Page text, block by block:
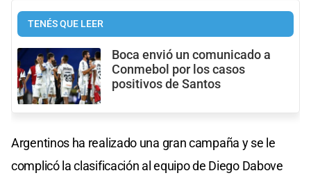
TENÉS QUE LEER
Boca envió un comunicado a
Conmebol por los casos
positivos de Santos
Argentinos ha realizado una gran campaña y se le
complicó la clasificación al equipo de Diego Dabove